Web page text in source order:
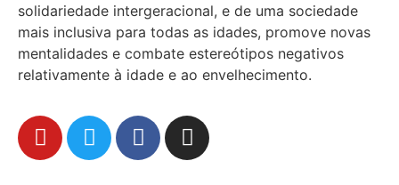
solidariedade intergeracional, e de uma sociedade
mais inclusiva para todas as idades, promove novas
mentalidades e combate estereótipos negativos
relativamente à idade e ao envelhecimento.